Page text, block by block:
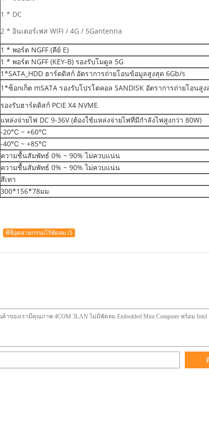
1 * DC
2 * อินเตอร์เฟส WIFI / 4G / 5Gantenna
1 * พอร์ต NGFF (คีย์ E)
1 * พอร์ต NGFF (KEY-B) รองรับโมดูล 5G
1*SATA_HDD ฮาร์ดดิสก์ อัตราการถ่ายโอนข้อมูลสูงสุด 6Gb/s
1*ซ็อกเก็ต mSATA รองรับโปรโตคอล SANDISK อัตราการถ่ายโอนสู
รองรับฮาร์ดดิสก์ PCIE X4 NVME
แหล่งจ่ายไฟ DC 9-36V (ต้องใช้แหล่งจ่ายไฟที่มีกำลังไฟสูงกว่า 80W)
-20℃ ~ +60℃
-40℃ ~ +85℃
ความชื้นสัมพัทธ์ 0% ~ 90% ไม่ควบแน่น
ความชื้นสัมพัทธ์ 0% ~ 90% ไม่ควบแน่น
สีเทา
300*156*78มม
พีซีอุตสาหกรรมไร้พัดลม i5